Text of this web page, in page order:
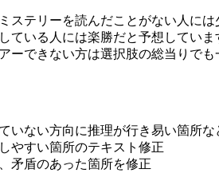
ステリーを読んだことがない人には
ている人には楽勝だと予想していま
ーできない方は選択肢の総当りで
いない方向に推理が行き易い箇所な
やすい箇所のテキスト修正
矛盾のあった箇所を修正